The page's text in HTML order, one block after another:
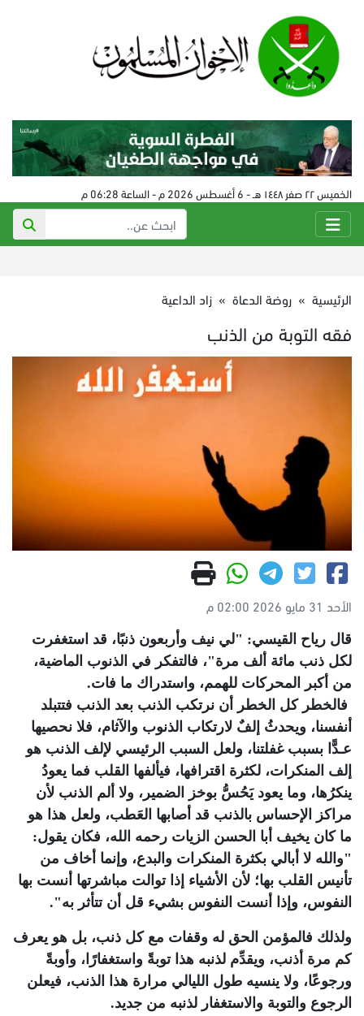
الخميس ٢٢ صفر ١٤٤٨ هـ - 6 أغسطس 2026 م - الساعة 06:28 م
الرئيسية » روضة الدعاة » زاد الداعية
فقه التوبة من الذنب
الأحد 31 مايو 2026 02:00 م
قال رياح القيسي: "لي نيف وأربعون ذنبًا، قد استغفرت
لكل ذنب مائة ألف مرة"، فالتفكر في الذنوب الماضية،
من أكبر المحركات للهمم، واستدراك ما فات.
فالخطر كل الخطر أن نرتكب الذنب بعد الذنب فتتبلد
أنفسنا، ويحدثُ إلفٌ لارتكاب الذنوب والآثام، فلا نحصيها
عـدًّا بسبب غفلتنا، ولعل السبب الرئيسي لإلف الذنب هو
إلف المنكرات، لكثرة اقترافها، فيألفها القلب فما يعودُ
ينكرُها، وما يعود يَحُسُّ بوخز الضمير، ولا ألم الذنب لأن
مراكز الإحساس بالذنب قد أصابها العَطب، ولعل هذا هو
ما كان يخيف أبا الحسن الزيات رحمه الله، فكان يقول:
"والله لا أبالي بكثرة المنكرات والبدع، وإنما أخاف من
تأنيس القلب بها؛ لأن الأشياء إذا توالت مباشرتها أنست بها
النفوس، وإذا أنست النفوس بشيء قل أن تتأثر به".
ولذلك فالمؤمن الحق له وقفات مع كل ذنب، بل هو يعرف
كم مرة أذنب، ويقدِّم لذنبه هذا توبةً واستغفارًا، وأوبةً
ورجوعًا، ولا ينسيه طول الليالي مرارة هذا الذنب، فيعلن
الرجوع والتوبة والاستغفار لذنبه من جديد.